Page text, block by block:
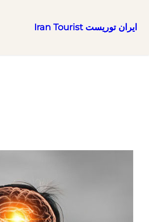
ایران توریست Iran Tourist